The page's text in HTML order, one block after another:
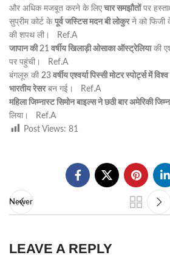
और अधिक मजबूत करने के लिए चार समझौतोंपर
सुप्रीम कोर्ट के पूर्व जस्टिस मदन बी लोकुरने को फिजी के
की शपथ ली। Ref.A
जापान की 21 वर्षीय खिलाड़ी ओसाका ऑस्ट्रेलियाकी
पर पहुंची। Ref.A
बंगलूरु की 23 वर्षीय एश्वर्या पिस्सी मोटर स्पोर्ट्स में
भारतीय रेसरबन गई। Ref.A
महिला जिम्नास्ट सिमोन बाइल्स ने छठी बार अमेरिकी
लिया। Ref.A
Post Views: 81
Newer
LEAVE A REPLY